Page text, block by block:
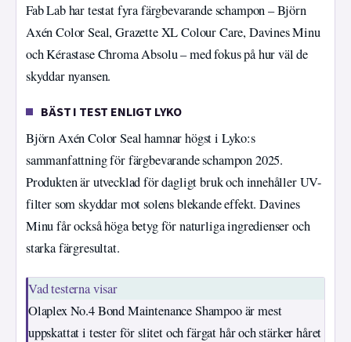
Fab Lab har testat fyra färgbevarande schampon – Björn
Axén Color Seal, Grazette XL Colour Care, Davines Minu
och Kérastase Chroma Absolu – med fokus på hur väl de
skyddar nyansen.
BÄST I TEST ENLIGT LYKO
Björn Axén Color Seal hamnar högst i Lyko:s
sammanfattning för färgbevarande schampon 2025.
Produkten är utvecklad för dagligt bruk och innehåller UV-
filter som skyddar mot solens blekande effekt. Davines
Minu får också höga betyg för naturliga ingredienser och
starka färgresultat.
Vad testerna visar
Olaplex No.4 Bond Maintenance Shampoo är mest
uppskattat i tester för slitet och färgat hår och stärker håret